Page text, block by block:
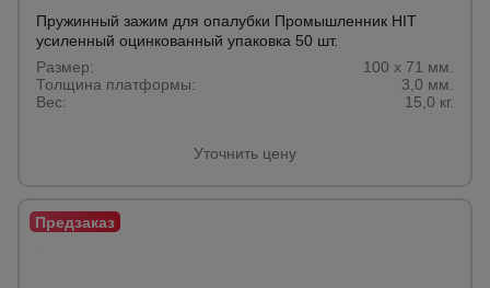
Пружинный зажим для опалубки Промышленник HIT
усиленный оцинкованный упаковка 50 шт.
Размер:
100 х 71 мм.
Толщина платформы:
3,0 мм.
Вес:
15,0 кг.
Уточнить цену